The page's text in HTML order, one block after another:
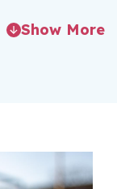
Show More